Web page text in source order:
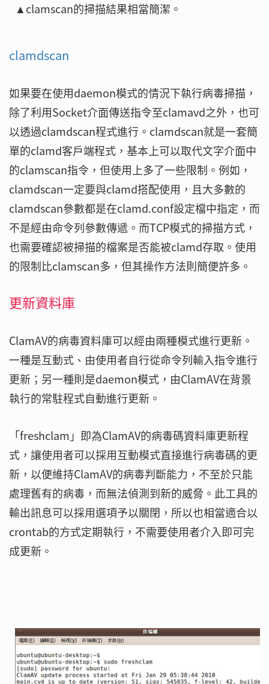
▲clamscan的掃描結果相當簡潔。
clamdscan
如果要在使用daemon模式的情況下執行病毒掃描，
除了利用Socket介面傳送指令至clamavd之外，也可
以透過clamdscan程式進行。clamdscan就是一套簡
單的clamd客戶端程式，基本上可以取代文字介面中
的clamscan指令，但使用上多了一些限制。例如，
clamdscan一定要與clamd搭配使用，且大多數的
clamdscan參數都是在clamd.conf設定檔中指定，而
不是經由命令列參數傳遞。而TCP模式的掃描方式，
也需要確認被掃描的檔案是否能被clamd存取。使用
的限制比clamscan多，但其操作方法則簡便許多。
更新資料庫
ClamAV的病毒資料庫可以經由兩種模式進行更新。
一種是互動式、由使用者自行從命令列輸入指令進行
更新；另一種則是daemon模式，由ClamAV在背景
執行的常駐程式自動進行更新。
「freshclam」即為ClamAV的病毒碼資料庫更新程
式，讓使用者可以採用互動模式直接進行病毒碼的更
新，以便維持ClamAV的病毒判斷能力，不至於只能
處理舊有的病毒，而無法偵測到新的威脅。此工具的
輸出訊息可以採用選項予以關閉，所以也相當適合以
crontab的方式定期執行，不需要使用者介入即可完
成更新。